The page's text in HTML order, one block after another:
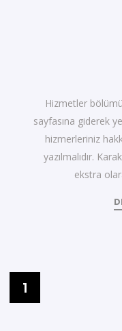
Hizmetler
sayfasına giderek
hizmerleriniz
yazılmalıdır.
ekstra
1